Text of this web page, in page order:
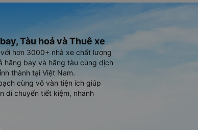
Tàu hoả và Thuê xe
hơn 3000+ nhà xe chất lượng
bay và hãng tàu cùng dịch
thành tại Việt Nam.
cùng vô vàn tiện ích giúp
di chuyển tiết kiệm, nhanh